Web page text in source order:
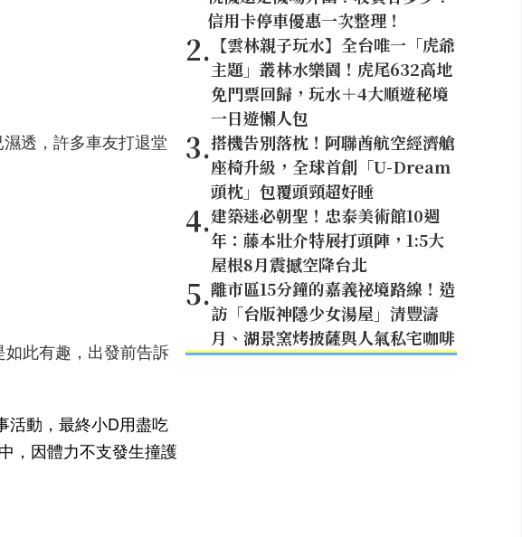
透，許多車友打退堂
此有趣，出發前告訴
活動，最終小D用盡吃
，因體力不支發生撞護
信用卡停車優惠一次整理！
2. 【雲林親子玩水】全台唯一「虎爺
主題」叢林水樂園！虎尾632高地
免門票回歸，玩水＋4大順遊秘境
一日遊懶人包
3.搭機告別落枕！阿聯酋航空經濟艙
座椅升級，全球首創「U-Dream
頭枕」包覆頭頸超好睡
4.建築迷必朝聖！忠泰美術館10週
年：藤本壯介特展打頭陣，1:5大
屋根8月震撼空降台北
5.離市區15分鐘的嘉義祕境路線！造
訪「台版神隱少女湯屋」清豐濤
月、湖景窯烤披薩與人氣私宅咖啡